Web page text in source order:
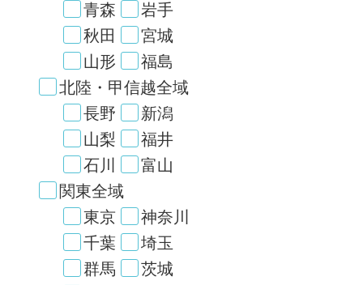
青森
岩手
秋田
宮城
山形
福島
北陸・甲信越全域
長野
新潟
山梨
福井
石川
富山
関東全域
東京
神奈川
千葉
埼玉
群馬
茨城